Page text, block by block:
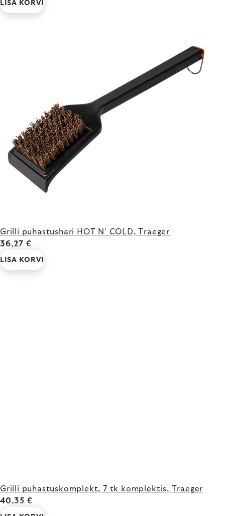
LISA KORVI
Grilli puhastushari HOT N' COLD, Traeger
36,27 €
LISA KORVI
Grilli puhastuskomplekt, 7 tk komplektis, Traeger
40,35 €